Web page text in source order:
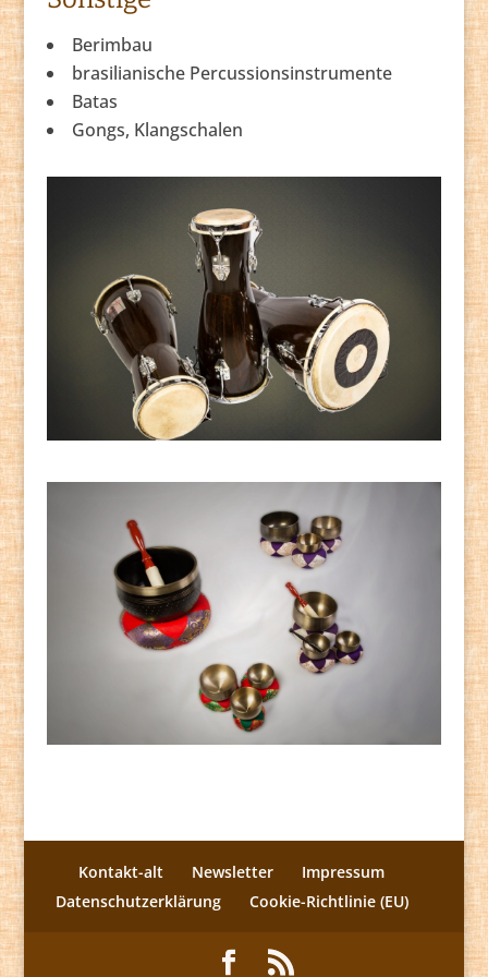
Berimbau
brasilianische Percussionsinstrumente
Batas
Gongs, Klangschalen
Kontakt-alt Newsletter
Impressum
Datenschutzerklärung
Cookie-Richtlinie (EU)